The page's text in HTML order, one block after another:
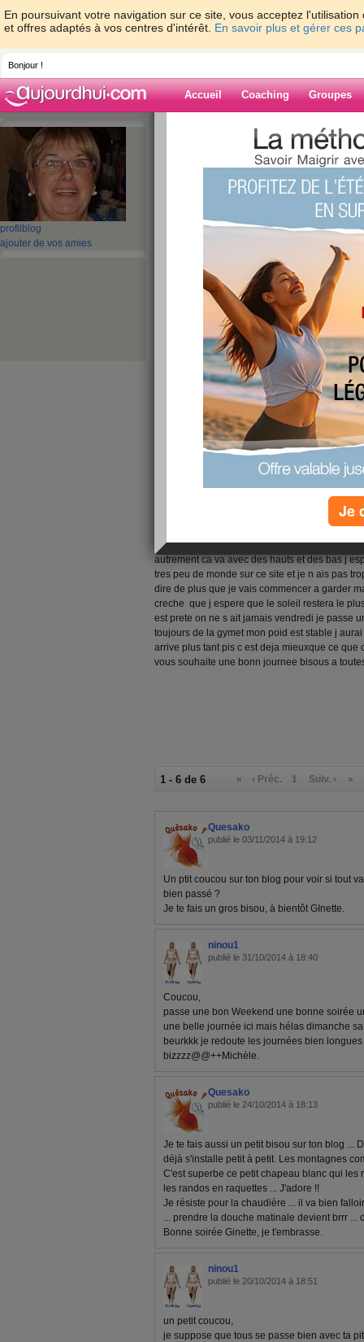
En poursuivant votre navigation sur ce site, vous acceptez
et offres adaptés à vos centres d'intérêt. En savoir plus et gérer ces
Bonjour !
Accueil Coaching Groupes
profil blog
ajouter de vos amies
> > bonjour
Blog de damiro
bonjour
toujours grand soleil je me depeche de vous
mes petites qui viennent pour midi et je
autrement ca va avec des hauts et des bas j
tres peu de monde sur ce site et je n ais pas
dire de plus que je vais commencer a garder
creche que j espere que le soleil restera le
est prete on ne s ait jamais vendredi je passe
toujours de la gymet mon poid est stable j
arrive plus tant pis c est deja mieuxque ce
vous souhaite une bonn journee bisous a
1 - 6 de 6 « ‹ Préc. 1 Suiv. › »
Quesako
publié le 03/11/2014 à 19:12
Un ptit coucou sur ton blog pour voir si tout
bien passé ?
Je te fais un gros bisou, à bientôt GInette.
ninou1
publié le 31/10/2014 à 18:40
Coucou,
passe une bon Weekend une bonne soirée
une belle journée ici mais hélas dimanche
beurkkk je redoute les journées bien
bizzzz@@++Michèle.
Quesako
publié le 24/10/2014 à 18:13
Je te fais aussi un petit bisou sur ton blog ...
déjà s'installe petit à petit. Les montagnes
C'est superbe ce petit chapeau blanc qui les
les randos en raquettes ... J'adore !!
Je résiste pour la chaudière ... il va bien
... prendre la douche matinale devient brrr ...
Bonne soirée Ginette, je t'embrasse.
ninou1
publié le 20/10/2014 à 18:51
un petit coucou,
je suppose que tous se passe bien avec ta
Je